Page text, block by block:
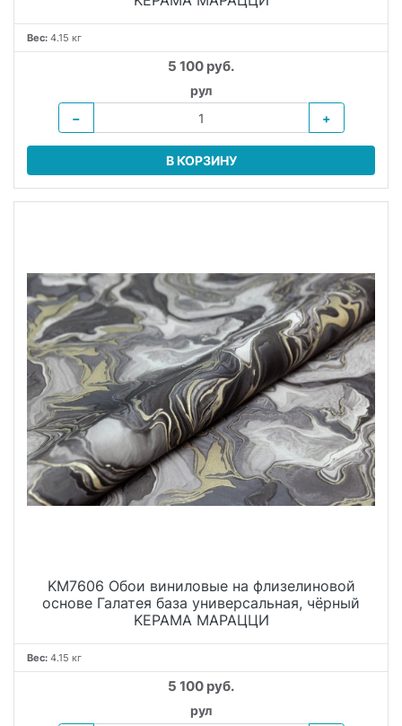
Вес: 4.15 кг
5 100 руб.
рул
−
+
В КОРЗИНУ
KM7606 Обои виниловые на флизелиновой
основе Галатея база универсальная, чёрный
KЕРАМА МАРАЦЦИ
Вес: 4.15 кг
5 100 руб.
рул